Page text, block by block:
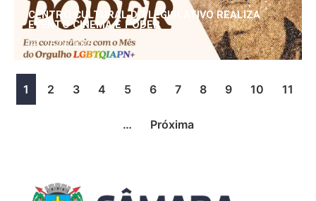
CENTRO CULTURAL DO LEGISLATIVO REALIZA
EVENTO CINEMA E PODER
25/06/2026
1 2 3 4 5 6 7 8 9 10 11
… Próxima